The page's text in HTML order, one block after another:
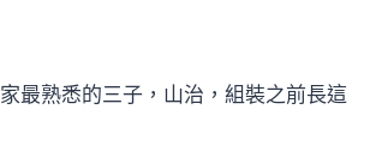
最熟悉的三子，山治，組裝之前長這